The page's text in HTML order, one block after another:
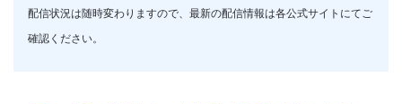
配信状況は随時変わりますので、最新の配信情報は各公式サイトにてご
確認ください。